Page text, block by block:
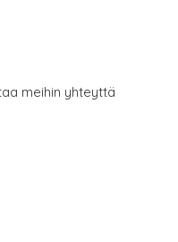
meihin yhteyttä